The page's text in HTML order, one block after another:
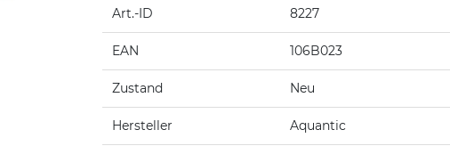
Art.-ID 8227
EAN 106B023
Zustand Neu
Hersteller Aquantic